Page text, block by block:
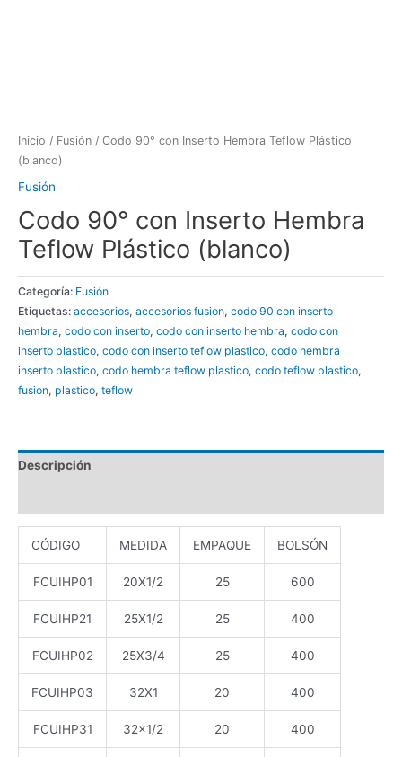
Inicio / Fusión / Codo 90° con Inserto Hembra Teflow Plástico
(blanco)
Fusión
Codo 90° con Inserto Hembra
Teflow Plástico (blanco)
Categoría: Fusión
Etiquetas: accesorios, accesorios fusion, codo 90 con inserto
hembra, codo con inserto, codo con inserto hembra, codo con
inserto plastico, codo con inserto teflow plastico, codo hembra
inserto plastico, codo hembra teflow plastico, codo teflow plastico,
fusion, plastico, teflow
Descripción
CÓDIGO MEDIDA EMPAQUE BOLSÓN
FCUIHP01 20X1/2 25 600
FCUIHP21 25X1/2 25 400
FCUIHP02 25X3/4 25 400
FCUIHP03 32X1 20 400
FCUIHP31 32×1/2 20 400